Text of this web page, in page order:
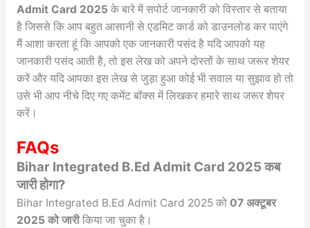
Admit Card 2025 के बारे में सपोर्ट जानकारी को विस्तार से बताया
है जिससे कि आप बहुत आसानी से एडमिट कार्ड को डाउनलोड कर पाएंगे
मैं आशा करता हूं कि आपको एक जानकारी पसंद है यदि आपको यह
जानकारी पसंद आती है, तो इस लेख को अपने दोस्तों के साथ जरूर शेयर
करें और यदि आपका इस लेख से जुड़ा हुआ कोई भी सवाल या सुझाव हो तो
उसे भी आप नीचे दिए गए कमेंट बॉक्स में लिखकर हमारे साथ जरूर शेयर
करें।
FAQs
Bihar Integrated B.Ed Admit Card 2025 कब
जारी होगा?
Bihar Integrated B.Ed Admit Card 2025 को 07 अक्टूबर
2025 को जारीकिया जा चुका है।